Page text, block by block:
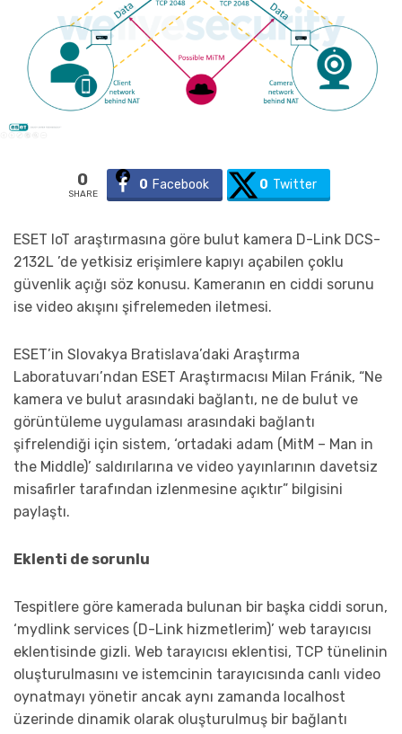
0
SHARE
0 Facebook 0 Twitter
ESET IoT araştırmasına göre bulut kamera D-Link DCS-
2132L ’de yetkisiz erişimlere kapıyı açabilen çoklu
güvenlik açığı söz konusu. Kameranın en ciddi sorunu
ise video akışını şifrelemeden iletmesi.
ESET’in Slovakya Bratislava’daki Araştırma
Laboratuvarı’ndan ESET Araştırmacısı Milan Fránik, “Ne
kamera ve bulut arasındaki bağlantı, ne de bulut ve
görüntüleme uygulaması arasındaki bağlantı
şifrelendiği için sistem, ‘ortadaki adam (MitM – Man in
the Middle)’ saldırılarına ve video yayınlarının davetsiz
misafirler tarafından izlenmesine açıktır” bilgisini
paylaştı.
Eklenti de sorunlu
Tespitlere göre kamerada bulunan bir başka ciddi sorun,
‘mydlink services (D-Link hizmetlerim)’ web tarayıcısı
eklentisinde gizli. Web tarayıcısı eklentisi, TCP tünelinin
oluşturulmasını ve istemcinin tarayıcısında canlı video
oynatmayı yönetir ancak aynı zamanda localhost
üzerinde dinamik olarak oluşturulmuş bir bağlantı